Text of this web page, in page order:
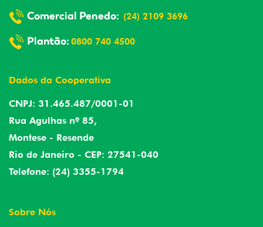
(24) 2109 3696
0800 740 4500
Dados da Cooperativa
CNPJ: 31.465.487/0001-01
Rua Agulhas nº 85,
Montese - Resende
Rio de Janeiro - CEP: 27541-040
Telefone: (24) 3355-1794
Sobre Nós